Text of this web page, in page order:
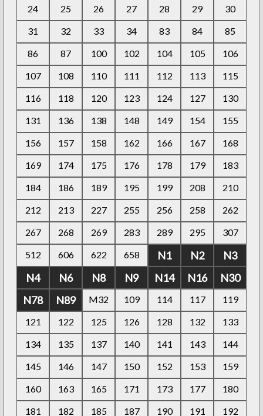
24
25 26 27 28 29
30
31
32 33 34 83 84
85
86
87 100 102 104 105
106
107
108 110 111 112 113
115
116
118 120 123 124 127
130
131
136 138 148 149 154
155
156
157 158 162 166 167
168
169
174 175 176 178 179
183
184
186 189 195 199 208
210
212
213 227 255 256 258
262
267
268 269 283 289 295
307
512
606 622 658 N1 N2
N3
N4
N6 N8 N9 N14 N16
N30
N78
N89 M32 109 114 117
119
121
122 125 126 128 132
133
134
135 137 140 141 143
144
145
146 147 150 152 153
159
160
163 165 171 173 177
180
181
182 185 187 190 191 192